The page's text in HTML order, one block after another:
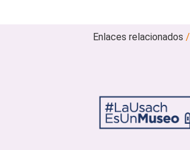
Enlaces relacionados/